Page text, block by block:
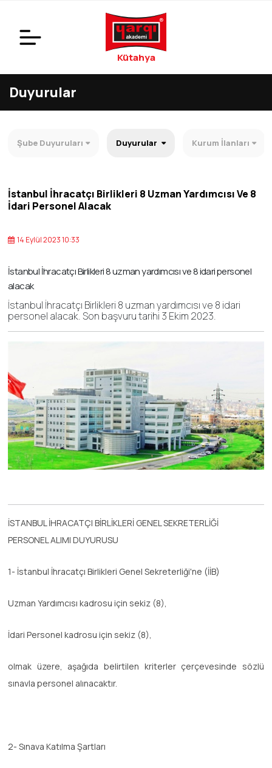
Kütahya
Duyurular
Şube Duyuruları Duyurular Kurum İlanları
İstanbul İhracatçı Birlikleri 8 Uzman Yardımcısı Ve 8
İdari Personel Alacak
14 Eylül 2023 10:33
İstanbul İhracatçı Birlikleri 8 uzman yardımcısı ve 8 idari personel
alacak
İstanbul İhracatçı Birlikleri 8 uzman yardımcısı ve 8 idari
personel alacak. Son başvuru tarihi 3 Ekim 2023.
İSTANBUL İHRACATÇI BİRLİKLERİ GENEL SEKRETERLİĞİ
PERSONEL ALIMI DUYURUSU
1- İstanbul İhracatçı Birlikleri Genel Sekreterliği'ne (İİB)
Uzman Yardımcısı kadrosu için sekiz (8),
İdari Personel kadrosu için sekiz (8),
olmak üzere, aşağıda belirtilen kriterler çerçevesinde sözlü
sınavla personel alınacaktır.
2- Sınava Katılma Şartları